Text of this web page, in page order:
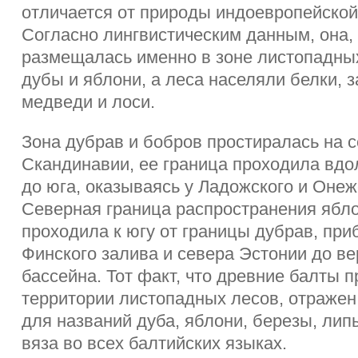
отличается от природы
Согласно лингвистическим данным, она,
размещалась именно в зоне
дубы и яблони, а леса населяли белки,
медведи и лоси.
Зона дубрав и бобров простиралась на
Скандинавии, ее граница проходила
до юга, оказываясь у Ладожского и
Северная граница распространения
проходила к югу от границы дубрав,
Финского залива и севера Эстонии до
бассейна. Тот факт, что древние балты
территории листопадных лесов,
для названий дуба, яблони, березы,
вяза во всех балтийских языках.